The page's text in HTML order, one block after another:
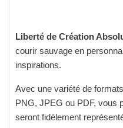
Liberté de Création
courir sauvage en
inspirations.
Avec une variété de
PNG, JPEG ou PDF, vous
seront fidèlement